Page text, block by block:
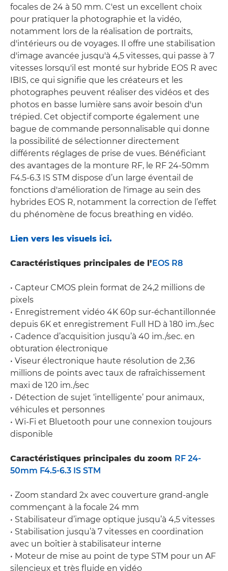
focales de 24 à 50 mm. C'est un excellent choix
pour pratiquer la photographie et la vidéo,
notamment lors de la réalisation de portraits,
d'intérieurs ou de voyages. Il offre une stabilisation
d'image avancée jusqu'à 4,5 vitesses, qui passe à 7
vitesses lorsqu'il est monté sur hybride EOS R avec
IBIS, ce qui signifie que les créateurs et les
photographes peuvent réaliser des vidéos et des
photos en basse lumière sans avoir besoin d'un
trépied. Cet objectif comporte également une
bague de commande personnalisable qui donne
la possibilité de sélectionner directement
différents réglages de prise de vues. Bénéficiant
des avantages de la monture RF, le RF 24-50mm
F4.5-6.3 IS STM dispose d’un large éventail de
fonctions d'amélioration de l'image au sein des
hybrides EOS R, notamment la correction de l’effet
du phénomène de focus breathing en vidéo.
Lien vers les visuels ici.
Caractéristiques principales de l’EOS R8
• Capteur CMOS plein format de 24,2 millions de
pixels
• Enregistrement vidéo 4K 60p sur-échantillonnée
depuis 6K et enregistrement Full HD à 180 im./sec
• Cadence d’acquisition jusqu’à 40 im./sec. en
obturation électronique
• Viseur électronique haute résolution de 2,36
millions de points avec taux de rafraîchissement
maxi de 120 im./sec
• Détection de sujet ‘intelligente’ pour animaux,
véhicules et personnes
• Wi-Fi et Bluetooth pour une connexion toujours
disponible
Caractéristiques principales du zoom RF 24-
50mm F4.5-6.3 IS STM
• Zoom standard 2x avec couverture grand-angle
commençant à la focale 24 mm
• Stabilisateur d’image optique jusqu’à 4,5 vitesses
• Stabilisation jusqu’à 7 vitesses en coordination
avec un boîtier à stabilisateur interne
• Moteur de mise au point de type STM pour un AF
silencieux et très fluide en vidéo